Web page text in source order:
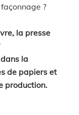
?
, la presse
la
de papiers et
production.